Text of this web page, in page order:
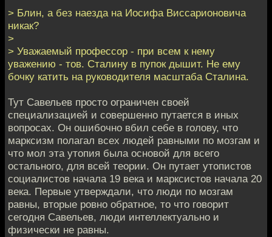
> Блин, а без наезда на Иосифа Виссарионовича
никак?
>
> Уважаемый профессор - при всем к нему
уважению - тов. Сталину в пупок дышит. Не ему
бочку катить на руководителя масштаба Сталина.
Тут Савельев просто ограничен своей
специализацией и совершенно путается в иных
вопросах. Он ошибочно вбил себе в голову, что
марксизм полагал всех людей равными по мозгам и
что мол эта утопия была основой для всего
остального, для всей теории. Он путает утопистов
социалистов начала 19 века и марксистов начала 20
века. Первые утверждали, что люди по мозгам
равны, вторые ровно обратное, то что говорит
сегодня Савельев, люди интеллектуально и
физически не равны.